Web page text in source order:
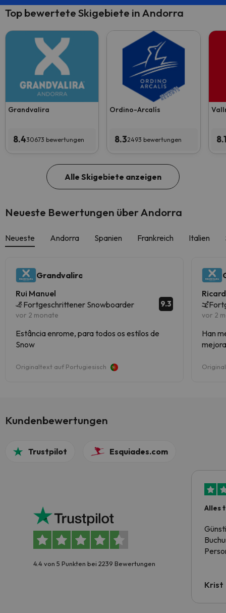
Top bewertete Skigebiete in Andorra
Grandvalira
8.430673 bewertungen
Ordino-Arcalís
8.32493 bewertungen
Alle Skigebiete anzeigen
Neueste Bewertungen über Andorra
Neueste Andorra Spanien Frankreich Italien
Grandvalira
Rui Manuel
Fortgeschrittener Snowboarder
vor 2 monate
9.3
Estância enrome, para todos os estilos de
Snow
Originaltext auf Portugiesisch
vor 2
Han
Kundenbewertungen
Trustpilot Esquiades.com
4.4 von 5 Punkten bei 2239 Bewertungen
Alles
Krist